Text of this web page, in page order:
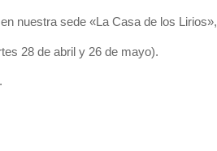
en nuestra sede «La Casa de los
28 de abril y 26 de mayo).